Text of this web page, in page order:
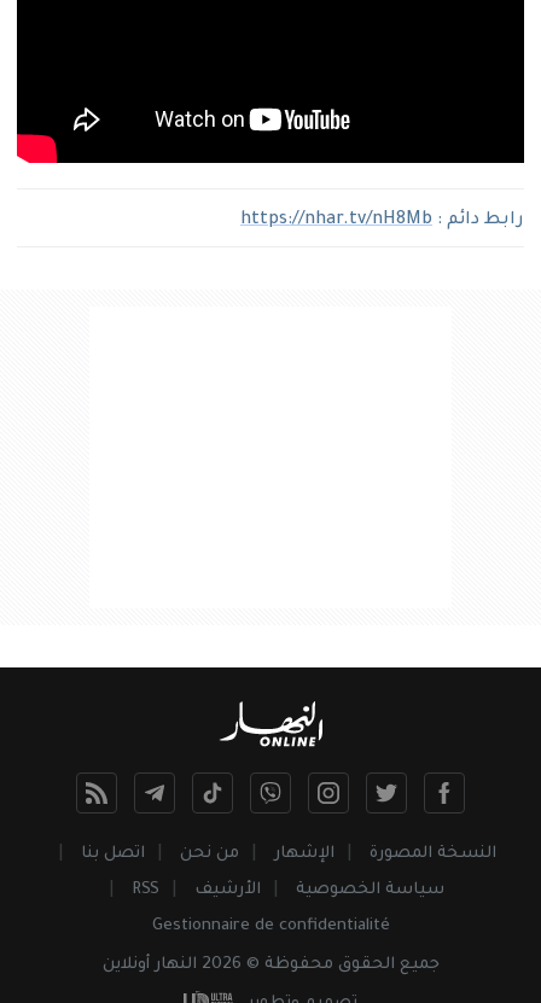
رابط دائم : https://nhar.tv/nH8Mb
النسخة المصورة الإشهار من نحن
اتصل بنا
سياسة الخصوصية
الأرشيف
RSS
Gestionnaire de confidentialité
جميع الحقوق محفوظة © 2026 النهار أونلاين